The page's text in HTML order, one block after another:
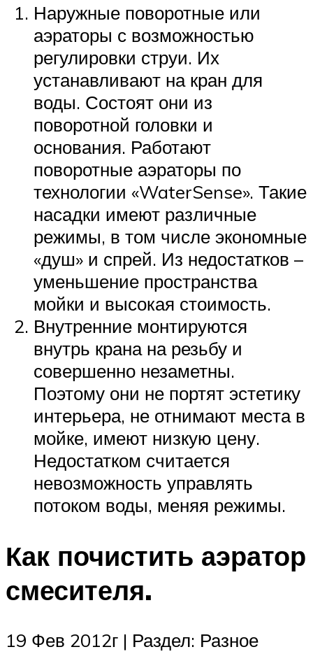
Наружные поворотные или
аэраторы с возможностью
регулировки струи. Их
устанавливают на кран для
воды. Состоят они из
поворотной головки и
основания. Работают
поворотные аэраторы по
технологии «WaterSense». Такие
насадки имеют различные
режимы, в том числе экономные
«душ» и спрей. Из недостатков –
уменьшение пространства
мойки и высокая стоимость.
Внутренние монтируются
внутрь крана на резьбу и
совершенно незаметны.
Поэтому они не портят эстетику
интерьера, не отнимают места в
мойке, имеют низкую цену.
Недостатком считается
невозможность управлять
потоком воды, меняя режимы.
Как почистить аэратор
смесителя.
19 Фев 2012г | Раздел: Разное